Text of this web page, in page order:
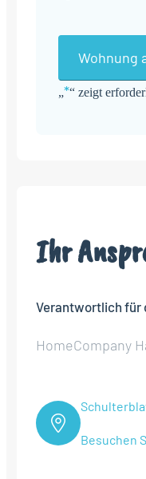
„*“ zeigt
Wohnung
Ihr
Verantwortlich für
HomeCompany
Besuchen